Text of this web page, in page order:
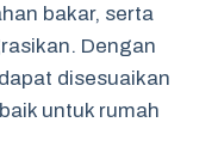
bakar, serta
Dengan
disesuaikan
untuk rumah